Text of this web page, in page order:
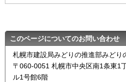
このページについてのお問い合わせ
札幌市建設局みどりの推進部みどり
〒060-0051 札幌市中央区南1条東1
ル1号館6階